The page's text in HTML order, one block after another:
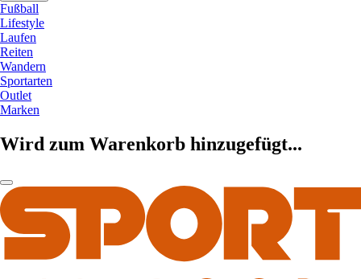
Fußball
Lifestyle
Laufen
Reiten
Wandern
Sportarten
Outlet
Marken
Wird zum Warenkorb hinzugefügt...